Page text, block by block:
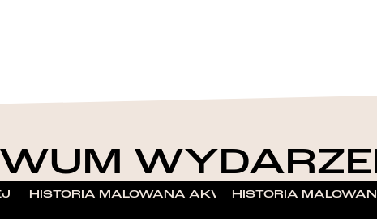
– W STULECIE ZWYCIĘSKIEGO POWSTANIA
HISTORIA MALOWANA AKWARELĄ –
HISTORIA